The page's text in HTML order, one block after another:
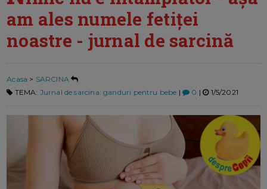
am ales numele fetiței
noastre - jurnal de sarcină
Acasa > SARCINA
TEMA: Jurnal de sarcina: ganduri pentru bebe | 0 | 1/5/2021